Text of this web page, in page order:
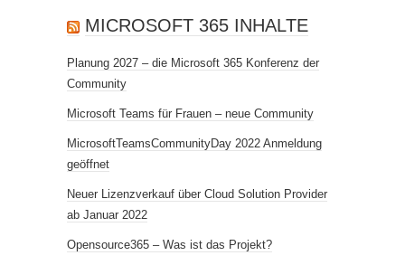
MICROSOFT 365 INHALTE
Planung 2027 – die Microsoft 365 Konferenz der
Community
Microsoft Teams für Frauen – neue Community
MicrosoftTeamsCommunityDay 2022 Anmeldung
geöffnet
Neuer Lizenzverkauf über Cloud Solution Provider
ab Januar 2022
Opensource365 – Was ist das Projekt?